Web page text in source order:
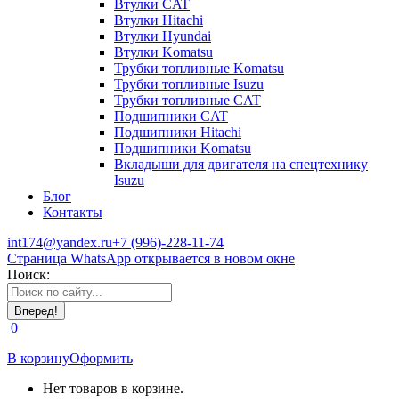
Втулки CAT
Втулки Hitachi
Втулки Hyundai
Втулки Komatsu
Трубки топливные Komatsu
Трубки топливные Isuzu
Трубки топливные CAT
Подшипники CAT
Подшипники Hitachi
Подшипники Komatsu
Вкладыши для двигателя на спецтехнику
Isuzu
Блог
Контакты
int174@yandex.ru+7 (996)-228-11-74
Страница WhatsApp открывается в новом окне
Поиск:
0
В корзинуОформить
Нет товаров в корзине.